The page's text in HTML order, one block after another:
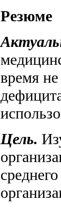
Резюме
время
Цель.